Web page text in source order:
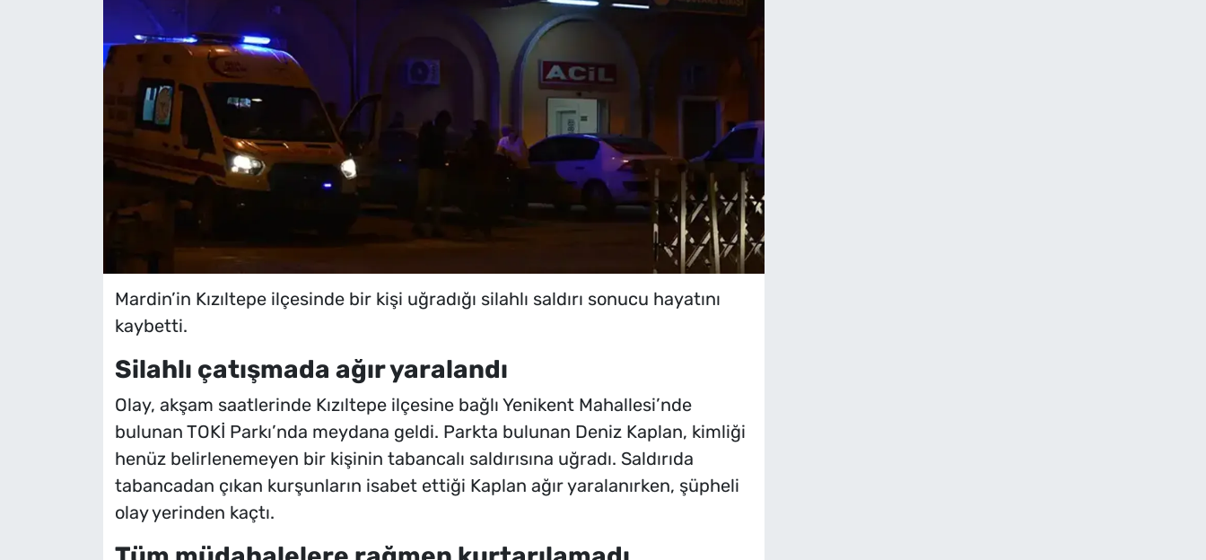
Mardin’in Kızıltepe ilçesinde bir kişi uğradığı silahlı saldırı sonucu hayatını
kaybetti.
Silahlı çatışmada ağır yaralandı
Olay, akşam saatlerinde Kızıltepe ilçesine bağlı Yenikent Mahallesi’nde
bulunan TOKİ Parkı’nda meydana geldi. Parkta bulunan Deniz Kaplan, kimliği
henüz belirlenemeyen bir kişinin tabancalı saldırısına uğradı. Saldırıda
tabancadan çıkan kurşunların isabet ettiği Kaplan ağır yaralanırken, şüpheli
olay yerinden kaçtı.